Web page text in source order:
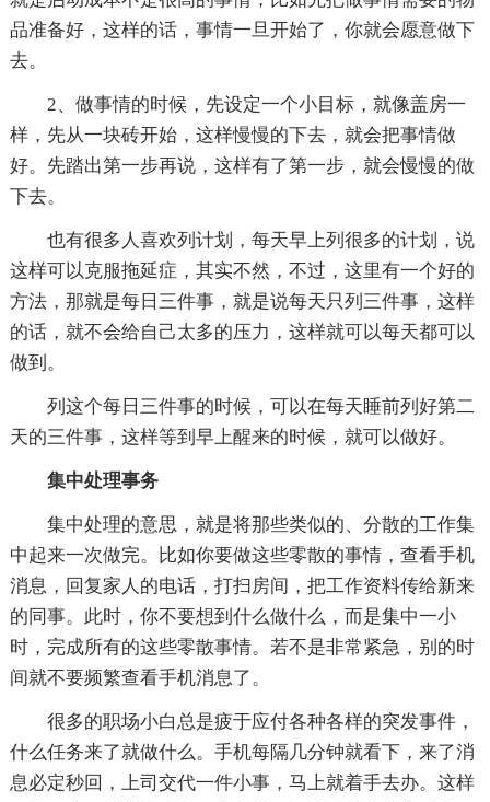
品准备好，这样的话，事情一旦开始了，你就会愿意做下
去。
2、做事情的时候，先设定一个小目标，就像盖房一
样，先从一块砖开始，这样慢慢的下去，就会把事情做
好。先踏出第一步再说，这样有了第一步，就会慢慢的做
下去。
也有很多人喜欢列计划，每天早上列很多的计划，说
这样可以克服拖延症，其实不然，不过，这里有一个好的
方法，那就是每日三件事，就是说每天只列三件事，这样
的话，就不会给自己太多的压力，这样就可以每天都可以
做到。
列这个每日三件事的时候，可以在每天睡前列好第二
天的三件事，这样等到早上醒来的时候，就可以做好。
集中处理事务
集中处理的意思，就是将那些类似的、分散的工作集
中起来一次做完。比如你要做这些零散的事情，查看手机
消息，回复家人的电话，打扫房间，把工作资料传给新来
的同事。此时，你不要想到什么做什么，而是集中一小
时，完成所有的这些零散事情。若不是非常紧急，别的时
间就不要频繁查看手机消息了。
很多的职场小白总是疲于应付各种各样的突发事件，
什么任务来了就做什么。手机每隔几分钟就看下，来了消
息必定秒回，上司交代一件小事，马上就着手去办。这样